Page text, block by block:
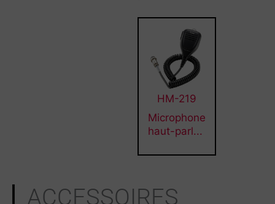
HM-219
Microphone
haut-parl...
ACCESSOIRES